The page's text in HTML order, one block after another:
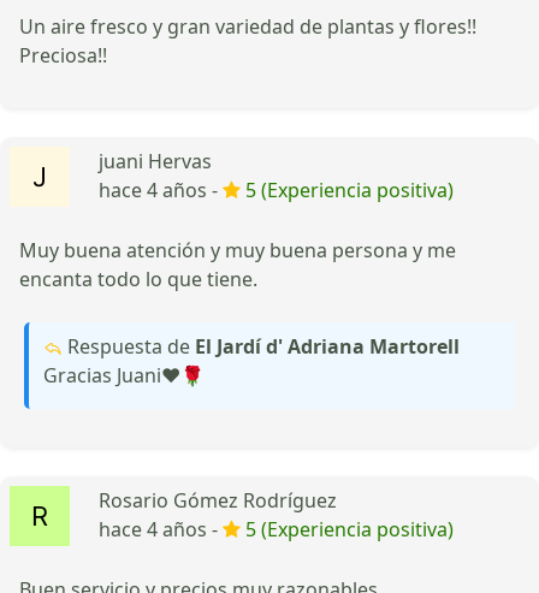
Un aire fresco y gran variedad de plantas y flores!!
Preciosa!!
juani Hervas
hace 4 años -
5 (Experiencia positiva)
Muy buena atención y muy buena persona y me
encanta todo lo que tiene.
Respuesta de El Jardí d' Adriana Martorell
Gracias Juani♥️🌹
Rosario Gómez Rodríguez
hace 4 años -
5 (Experiencia positiva)